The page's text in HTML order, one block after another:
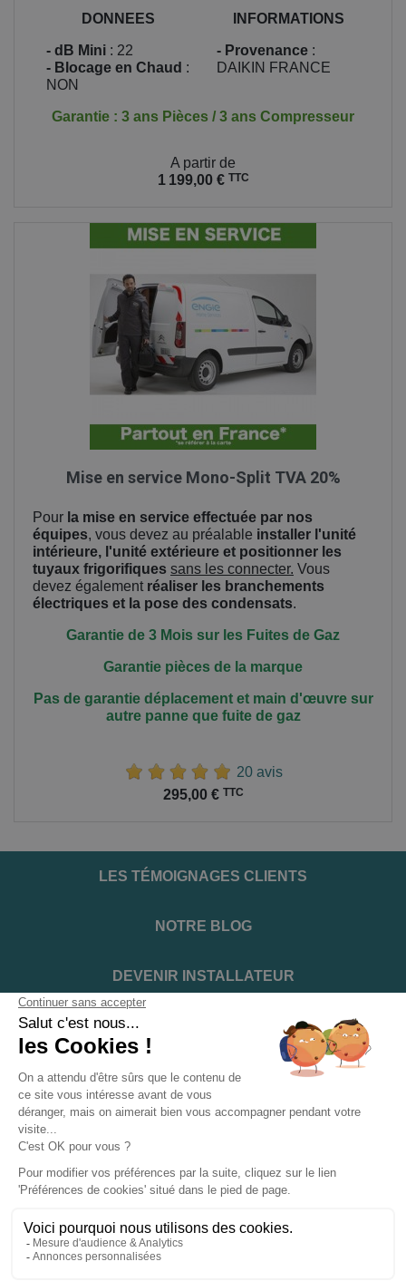
DONNEES
- dB Mini : 22
- Blocage en Chaud :
NON
INFORMATIONS
- Provenance :
DAIKIN FRANCE
Garantie : 3 ans Pièces / 3 ans Compresseur
A partir de
1 199,00 € TTC
Mise en service Mono-Split TVA 20%
Pour la mise en service effectuée par nos
équipes, vous devez au préalable installer l'unité
intérieure, l'unité extérieure et positionner les
tuyaux frigorifiques sans les connecter. Vous
devez également réaliser les branchements
électriques et la pose des condensats.
Garantie de 3 Mois sur les Fuites de Gaz
Garantie pièces de la marque
Pas de garantie déplacement et main d'œuvresur
autre panne que fuite de gaz
20 avis
295,00 € TTC
LES TÉMOIGNAGES CLIENTS
NOTRE BLOG
DEVENIR INSTALLATEUR
NOTRE SERVICE APRÈS VENTE
NOS PARTENAIRES OFFICIELS
INFORMATIONS ET CONDITIONS
Suivez-nous sur les réseaux sociaux